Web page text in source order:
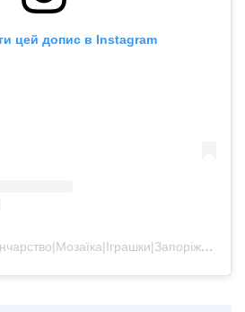
цей допис в Instagram
Допис, поширений Гончарство|Мозаїка|Іграшки|Запоріжжя|Творча майстерня 🇪‌🇩‌🇪‌🇲‌ (@tvorchaedem23)